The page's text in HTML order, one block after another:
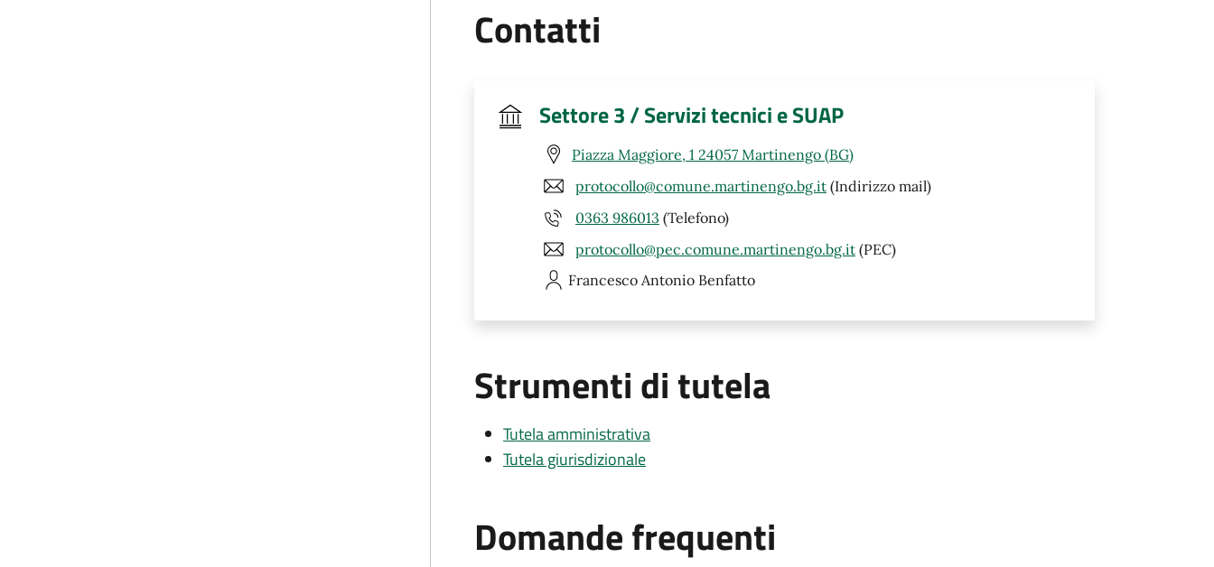
Contatti
Settore 3 / Servizi tecnici e SUAP
Piazza Maggiore, 1 24057 Martinengo (BG)
protocollo@comune.martinengo.bg.it (Indirizzo mail)
0363 986013 (Telefono)
protocollo@pec.comune.martinengo.bg.it (PEC)
Francesco Antonio Benfatto
Strumenti di tutela
Tutela amministrativa
Tutela giurisdizionale
Domande frequenti